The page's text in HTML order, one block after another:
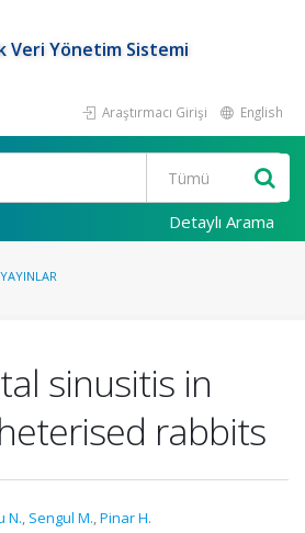
Veri Yönetim Sistemi
Araştırmacı Girişi English
Detaylı Arama
sinusitis in
rabbits
N., Sengul M.,Pinar H.